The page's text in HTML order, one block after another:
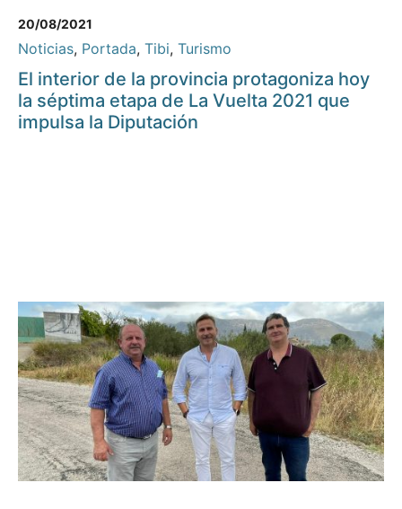
20/08/2021
Noticias, Portada, Tibi, Turismo
El interior de la provincia protagoniza hoy
la séptima etapa de La Vuelta 2021 que
impulsa la Diputación